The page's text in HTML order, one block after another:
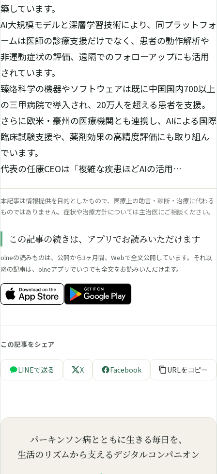
築しています。
AI大規模モデルと深層学習技術により、同プラットフォ
ームは医師の診療支援だけでなく、患者の動作解析や
非運動症状の評価、遠隔でのフォローアップにも活用
されています。
臻络科学の機器やソフトウェアは既に中国国内700以上
の三甲病院で導入され、20万人を超える患者を支援。
さらに欧米・豪州の医療機関とも連携し、AIによる国際
臨床試験支援や、薬剤効果の高精度評価にも取り組ん
でいます。
代表の任康CEOは「複雑な疾患ほどAIの活用…
本記事は情報提供を目的としたもので、医療上の助言・診断・治療に代わる
ものではありません。症状や治療方針については主治医にご相談ください。
この記事の続きは、アプリでお読みいただけます
olneの読みものは、公開から3ヶ月間、Webで全文公開しています。それ以
降の記事は、olneアプリでいつでも全文をお読みいただけます。
この記事をシェア
LINEで送る X Facebook URLをコピー
パーキンソン病とともに生きる毎日を、
生活のリズムから支えるデジタルコンパニオン